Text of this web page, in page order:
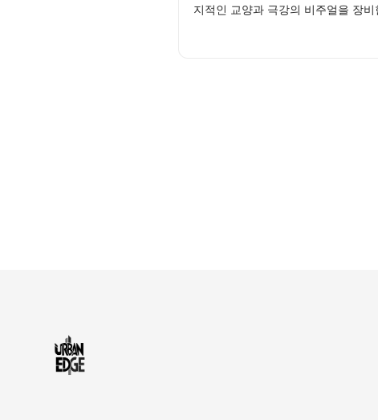
지적인 교양과 극강의 비주얼을 장